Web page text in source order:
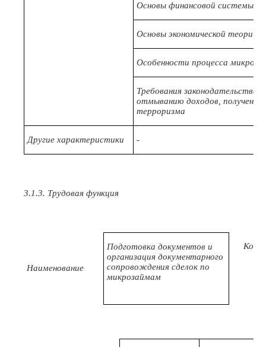
Основы финансовой системы и
Основы экономической
Особенности процесса
Требования законодательства
отмыванию доходов,
терроризма
Другие характеристики -
3.1.3. Трудовая функция
Наименование
Подготовка документов и
организация документарного
сопровождения сделок по
микрозаймам
Код